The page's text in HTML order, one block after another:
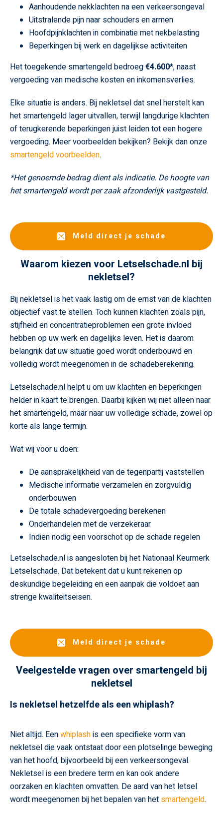
Aanhoudende nekklachten na een verkeersongeval
Uitstralende pijn naar schouders en armen
Hoofdpijnklachten in combinatie met nekbelasting
Beperkingen bij werk en dagelijkse activiteiten
Het toegekende smartengeld bedroeg€4.600*, naast
vergoeding van medische kosten en inkomensverlies.
Elke situatie is anders. Bij nekletsel dat snel herstelt kan
het smartengeld lager uitvallen, terwijl langdurige klachten
of terugkerende beperkingen juist leiden tot een hogere
vergoeding. Meer voorbeelden bekijken? Bekijk dan onze
smartengeld voorbeelden.
*Het genoemde bedrag dient als indicatie. De hoogte van
het smartengeld wordt per zaak afzonderlijk vastgesteld.
Meld direct je schade
Waarom kiezen voor Letselschade.nl bij
nekletsel?
Bij nekletsel is het vaak lastig om de ernst van de klachten
objectief vast te stellen. Toch kunnen klachten zoals pijn,
stijfheid en concentratieproblemen een grote invloed
hebben op uw werk en dagelijks leven. Het is daarom
belangrijk dat uw situatie goed wordt onderbouwd en
volledig wordt meegenomen in de schadeberekening.
Letselschade.nl helpt u om uw klachten en beperkingen
helder in kaart te brengen. Daarbij kijken wij niet alleen naar
het smartengeld, maar naar uw volledige schade, zowel op
korte als lange termijn.
Wat wij voor u doen:
De aansprakelijkheid van de tegenpartij vaststellen
Medische informatie verzamelen en zorgvuldig
onderbouwen
De totale schadevergoeding berekenen
Onderhandelen met de verzekeraar
Indien nodig een voorschot op de schade regelen
Letselschade.nl is aangesloten bij het Nationaal Keurmerk
Letselschade. Dat betekent dat u kunt rekenen op
deskundige begeleiding en een aanpak die voldoet aan
strenge kwaliteitseisen.
Meld direct je schade
Veelgestelde vragen over smartengeld bij
nekletsel
Is nekletsel hetzelfde als een whiplash?
Niet altijd. Eenwhiplashis een specifieke vorm van
nekletsel die vaak ontstaat door een plotselinge beweging
van het hoofd, bijvoorbeeld bij een verkeersongeval.
Nekletsel is een bredere term en kan ook andere
oorzaken en klachten omvatten. De aard van het letsel
wordt meegenomen bij het bepalen van het smartengeld.